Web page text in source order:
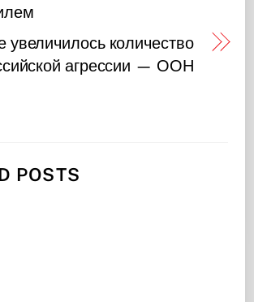
увеличилось количество
агрессии — ООН
POSTS